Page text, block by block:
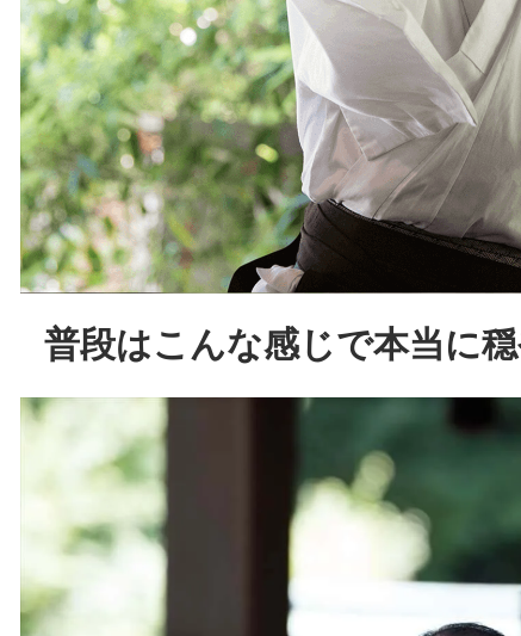
普段はこんな感じで本当に